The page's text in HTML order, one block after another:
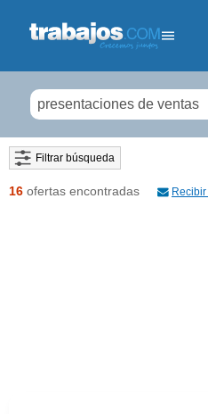
Filtrar búsqueda
16 ofertas encontradas Recibir